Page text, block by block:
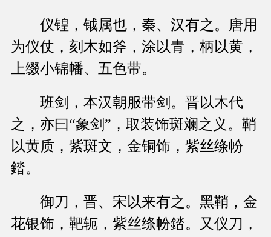
仪锽，钺属也，秦、汉有之。唐用
为仪仗，刻木如斧，涂以青，柄以黄，
上缀小锦幡、五色带。
班剑，本汉朝服带剑。晋以木代
之，亦曰“象剑”，取装饰斑斓之义。鞘
以黄质，紫斑文，金铜饰，紫丝绦帉
錔。
御刀，晋、宋以来有之。黑鞘，金
花银饰，靶轭，紫丝绦帉錔。又仪刀，